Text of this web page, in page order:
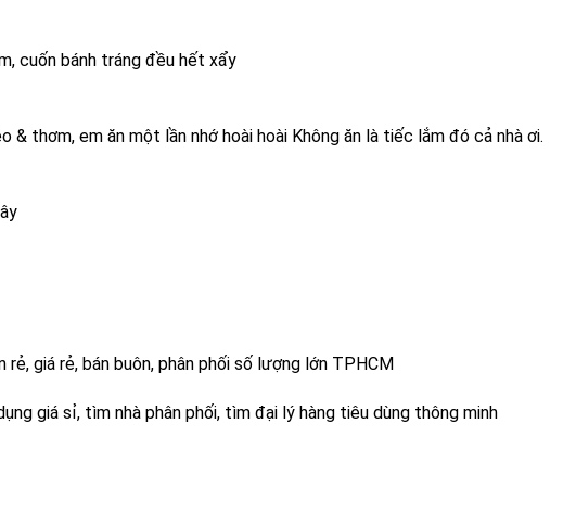
cuốn bánh tráng đều hết xẩy
thơm, em ăn một lần nhớ hoài hoài Không ăn là tiếc lắm đó cả nhà ơi.
rẻ, giá rẻ, bán buôn, phân phối số lượng lớn TPHCM
giá sỉ, tìm nhà phân phối, tìm đại lý hàng tiêu dùng thông minh